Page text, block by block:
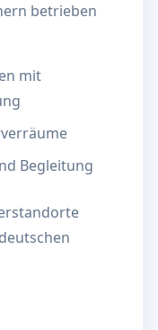
betrieben
mit
Begleitung